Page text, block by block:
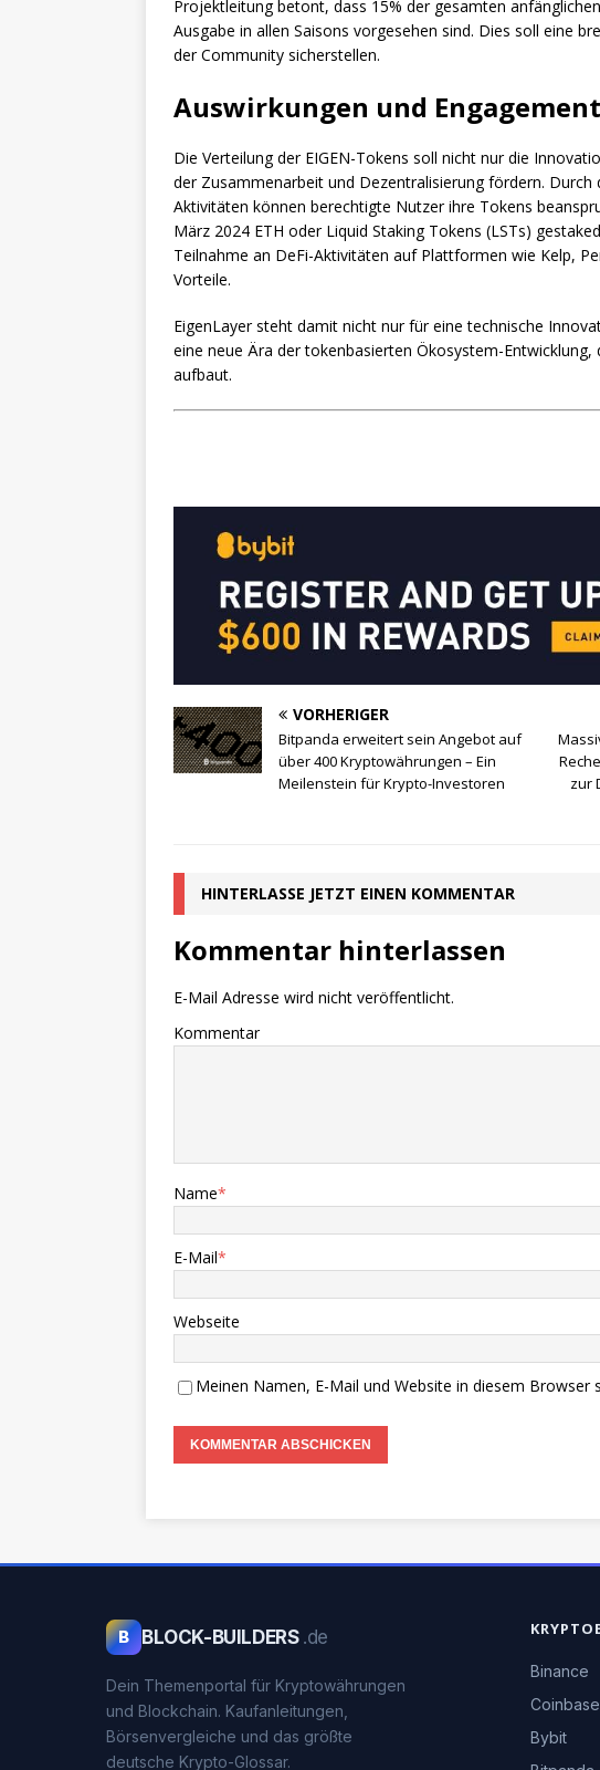
Projektleitung betont, dass 15% der gesamten
Ausgabe in allen Saisons vorgesehen sind. Dies soll eine
der Community sicherstellen.
Auswirkungen und
Die Verteilung der EIGEN-Tokens soll nicht nur die
der Zusammenarbeit und Dezentralisierung fördern. Durch
Aktivitäten können berechtigte Nutzer ihre Tokens
März 2024 ETH oder Liquid Staking Tokens (LSTs)
Teilnahme an DeFi-Aktivitäten auf Plattformen wie Kelp,
Vorteile.
EigenLayer steht damit nicht nur für eine technische
eine neue Ära der tokenbasierten Ökosystem-
aufbaut.
VORHERIGER
Bitpanda erweitert sein Angebot auf
über 400 Kryptowährungen – Ein
Meilenstein für Krypto-Investoren
zur
HINTERLASSE JETZT EINEN KOMMENTAR
Kommentar hinterlassen
E-Mail Adresse wird nicht veröffentlicht.
Kommentar
Name*
E-Mail*
Webseite
Meinen Namen, E-Mail und Website in diesem Browser
B BLOCK-BUILDERS .de
Dein Themenportal für Kryptowährungen
und Blockchain. Kaufanleitungen,
Börsenvergleiche und das größte
deutsche Krypto-Glossar.
Binance
Coinbase
Bybit